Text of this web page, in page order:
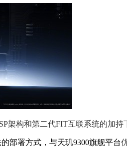
架构和第二代FIT互联系统的加
部署方式，与天玑9300旗舰平台